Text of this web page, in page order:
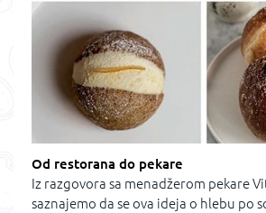
Od restorana do pekare
Iz razgovora sa menadžerom pekare
saznajemo da se ova ideja o hlebu po